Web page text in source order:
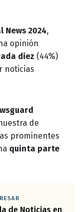
News 2024,
opinión
diez (44%)
noticias
de
prominentes
quinta parte
de Noticias en